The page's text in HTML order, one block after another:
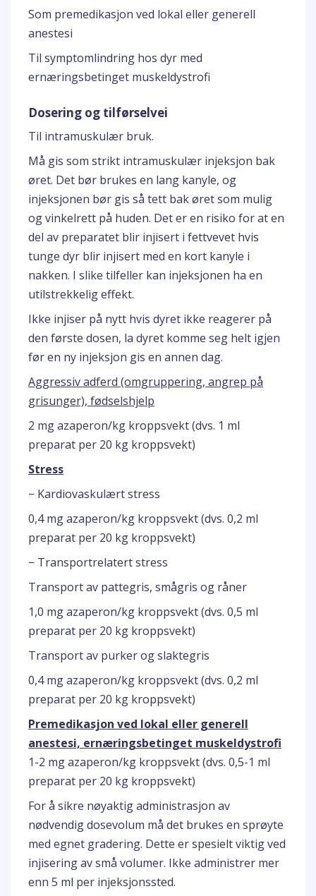
Som premedikasjon ved lokal eller generell
anestesi
Til symptomlindring hos dyr med
ernæringsbetinget muskeldystrofi
Dosering og tilførselvei
Til intramuskulær bruk.
Må gis som strikt intramuskulær injeksjon bak
øret. Det bør brukes en lang kanyle, og
injeksjonen bør gis så tett bak øret som mulig
og vinkelrett på huden. Det er en risiko for at en
del av preparatet blir injisert i fettvevet hvis
tunge dyr blir injisert med en kort kanyle i
nakken. I slike tilfeller kan injeksjonen ha en
utilstrekkelig effekt.
Ikke injiser på nytt hvis dyret ikke reagerer på
den første dosen, la dyret komme seg helt igjen
før en ny injeksjon gis en annen dag.
Aggressiv adferd (omgruppering, angrep på
grisunger), fødselshjelp
2 mg azaperon/kg kroppsvekt (dvs. 1 ml
preparat per 20 kg kroppsvekt)
Stress
− Kardiovaskulært stress
0,4 mg azaperon/kg kroppsvekt (dvs. 0,2 ml
preparat per 20 kg kroppsvekt)
− Transportrelatert stress
Transport av pattegris, smågris og råner
1,0 mg azaperon/kg kroppsvekt (dvs. 0,5 ml
preparat per 20 kg kroppsvekt)
Transport av purker og slaktegris
0,4 mg azaperon/kg kroppsvekt (dvs. 0,2 ml
preparat per 20 kg kroppsvekt)
Premedikasjon ved lokal eller generell
anestesi, ernæringsbetinget muskeldystrofi
1-2 mg azaperon/kg kroppsvekt (dvs. 0,5-1 ml
preparat per 20 kg kroppsvekt)
For å sikre nøyaktig administrasjon av
nødvendig dosevolum må det brukes en sprøyte
med egnet gradering. Dette er spesielt viktig ved
injisering av små volumer. Ikke administrer mer
enn 5 ml per injeksjonssted.